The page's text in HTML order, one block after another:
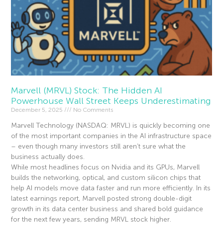
Marvell (MRVL) Stock: The Hidden AI
Powerhouse Wall Street Keeps Underestimating
December 5, 2025 No Comments
Marvell Technology (NASDAQ: MRVL) is quickly becoming one
of the most important companies in the AI infrastructure space
– even though many investors still aren’t sure what the
business actually does.
While most headlines focus on Nvidia and its GPUs, Marvell
builds the networking, optical, and custom silicon chips that
help AI models move data faster and run more efficiently. In its
latest earnings report, Marvell posted strong double-digit
growth in its data center business and shared bold guidance
for the next few years, sending MRVL stock higher.